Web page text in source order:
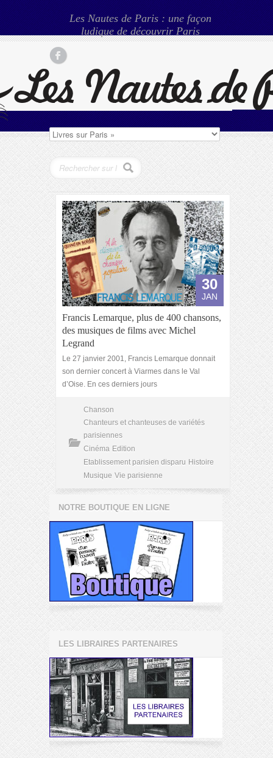
Les Nautes de Paris : une façon
ludique de découvrir Paris
30
JAN
Francis Lemarque, plus de 400 chansons,
des musiques de films avec Michel
Legrand
Le 27 janvier 2001, Francis Lemarque donnait
son dernier concert à Viarmes dans le Val
d’Oise. En ces derniers jours
Chanson
Chanteurs et chanteuses de variétés
parisiennes
Cinéma Edition
Etablissement parisien disparu Histoire
Musique Vie parisienne
NOTRE BOUTIQUE EN LIGNE
LES LIBRAIRES PARTENAIRES